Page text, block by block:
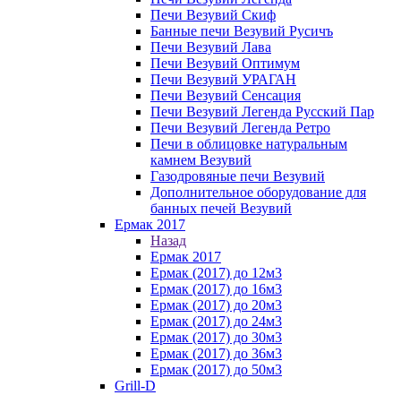
Печи Везувий Скиф
Банные печи Везувий Русичъ
Печи Везувий Лава
Печи Везувий Оптимум
Печи Везувий УРАГАН
Печи Везувий Сенсация
Печи Везувий Легенда Русский Пар
Печи Везувий Легенда Ретро
Печи в облицовке натуральным
камнем Везувий
Газодровяные печи Везувий
Дополнительное оборудование для
банных печей Везувий
Ермак 2017
Назад
Ермак 2017
Ермак (2017) до 12м3
Ермак (2017) до 16м3
Ермак (2017) до 20м3
Ермак (2017) до 24м3
Ермак (2017) до 30м3
Ермак (2017) до 36м3
Ермак (2017) до 50м3
Grill-D